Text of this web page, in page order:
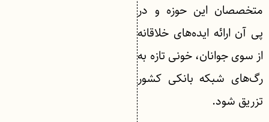
متخصصان این حوزه و در
پی آن ارائه ایده‌های خلاقانه
از سوی جوانان، خونی تازه به
رگ‌های شبکه بانکی کشور
تزریق شود.